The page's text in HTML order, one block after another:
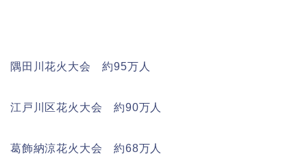
隅田川花火大会約95万人
江戸川区花火大会約90万人
葛飾納涼花火大会約68万人